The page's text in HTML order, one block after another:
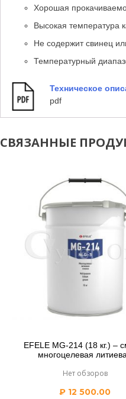
Хорошая
Высокая температура
Не содержит свинец
Температурный
Техническое
pdf
СВЯЗАННЫЕ
EFELE MG-214 (18 кг.) –
многоцелевая
Нет обзоров
₽ 12 500.00